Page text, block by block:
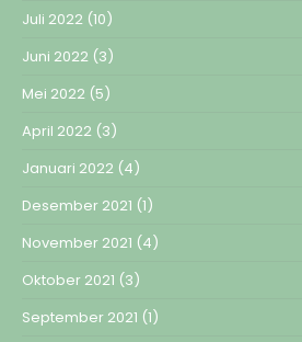
Juli 2022 (10)
Juni 2022 (3)
Mei 2022 (5)
April 2022 (3)
Januari 2022 (4)
Desember 2021 (1)
November 2021 (4)
Oktober 2021 (3)
September 2021 (1)